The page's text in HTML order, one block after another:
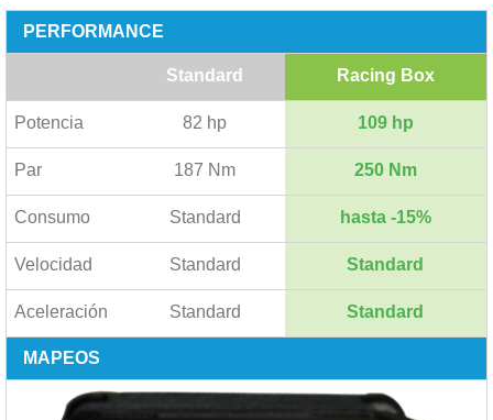
PERFORMANCE
Standard Racing Box
Potencia 82 hp 109 hp
Par 187 Nm 250 Nm
Consumo Standard hasta -15%
Velocidad Standard Standard
Aceleración Standard Standard
MAPEOS